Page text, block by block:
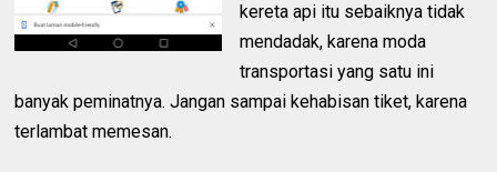
kereta api itu sebaiknya tidak
mendadak, karena moda
transportasi yang satu ini
banyak peminatnya. Jangan sampai kehabisan tiket, karena
terlambat memesan.